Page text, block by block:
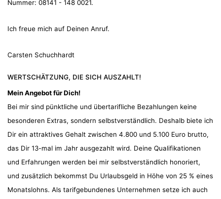
Nummer: 08141 - 148 0021.
Ich freue mich auf Deinen Anruf.
Carsten Schuchhardt
WERTSCHÄTZUNG, DIE SICH AUSZAHLT!
Mein Angebot für Dich!
Bei mir sind pünktliche und übertarifliche Bezahlungen keine
besonderen Extras, sondern selbstverständlich. Deshalb biete ich
Dir ein attraktives Gehalt zwischen 4.800 und 5.100 Euro brutto,
das Dir 13-mal im Jahr ausgezahlt wird. Deine Qualifikationen
und Erfahrungen werden bei mir selbstverständlich honoriert,
und zusätzlich bekommst Du Urlaubsgeld in Höhe von 25 % eines
Monatslohns. Als tarifgebundenes Unternehmen setze ich auch